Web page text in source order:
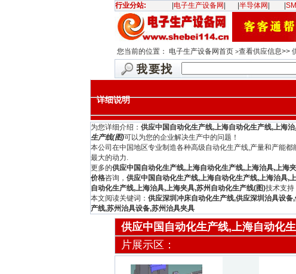
行业分站: 电子生产设备网 半导体网
您当前的位置： 电子生产设备网首页 >查看供应信息>>
详细说明
为您详细介绍： 供应中国自动化生产线,上海自动化生产线,上海
生产线(图)可以为您的企业解决生产中的问题！
本公司在中国地区专业制造各种高级自动化生产线,产量和产能
最大的动力.
更多的供应中国自动化生产线,上海自动化生产线,上海治具,上海
价格咨询， 供应中国自动化生产线,上海自动化生产线,上海治具,
自动化生产线,上海治具,上海夹具,苏州自动化生产线(图)技术支持
本文阅读关键词： 供应深圳冲床自动化生产线,供应深圳治具设
产线,苏州治具设备,苏州治具夹具
供应中国自动化生产线,上海自动化
片展示区：